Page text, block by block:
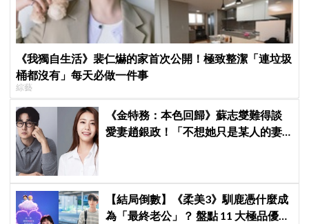
《我獨自生活》裴仁爀的家首次公開！極致整潔「連垃圾
桶都沒有」每天必做一件事
綜藝
《金特務：本色回歸》蘇志燮難得談
愛妻趙銀政！「不想她只是某人的妻
【結局倒數】《柔美3》馴鹿憑什麼成
為「最終老公」？ 盤點 11 大極品優